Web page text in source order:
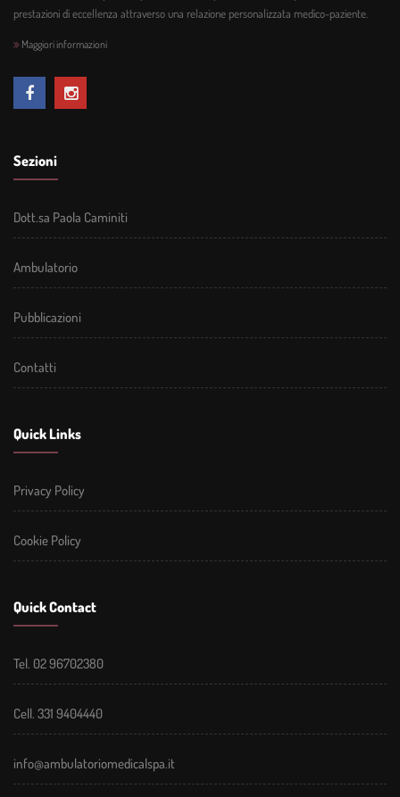
prestazioni di eccellenza attraverso una relazione personalizzata medico-paziente.
Maggiori informazioni
Sezioni
Dott.sa Paola Caminiti
Ambulatorio
Pubblicazioni
Contatti
Quick Links
Privacy Policy
Cookie Policy
Quick Contact
Tel. 02 96702380
Cell. 331 9404440
info@ambulatoriomedicalspa.it